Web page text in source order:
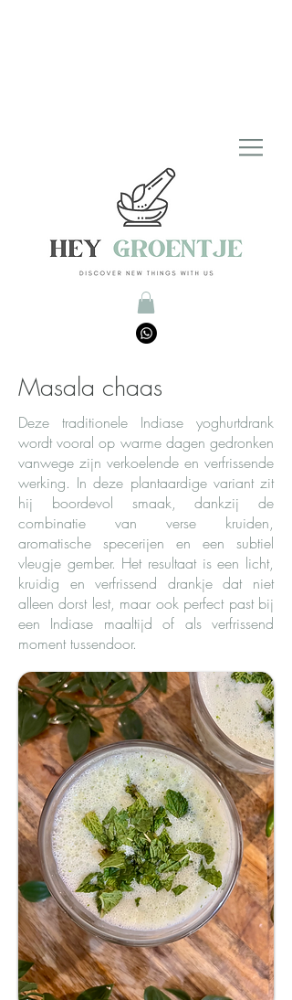
Masala chaas
Deze traditionele Indiase yoghurtdrank
wordt vooral op warme dagen gedronken
vanwege zijn verkoelende en verfrissende
werking. In deze plantaardige variant zit
hij boordevol smaak, dankzij de
combinatie van verse kruiden,
aromatische specerijen en een subtiel
vleugje gember. Het resultaat is een licht,
kruidig en verfrissend drankje dat niet
alleen dorst lest, maar ook perfect past bij
een Indiase maaltijd of als verfrissend
moment tussendoor.